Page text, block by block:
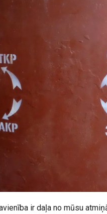
ir daļa no mūsu